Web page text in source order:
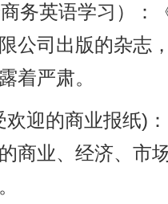
务英语学习）：
公司出版的杂志
着严肃。
迎的商业报纸)
商业、经济、市